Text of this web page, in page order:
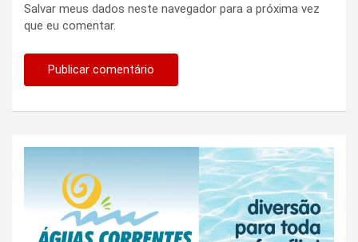
Salvar meus dados neste navegador para a próxima vez
que eu comentar.